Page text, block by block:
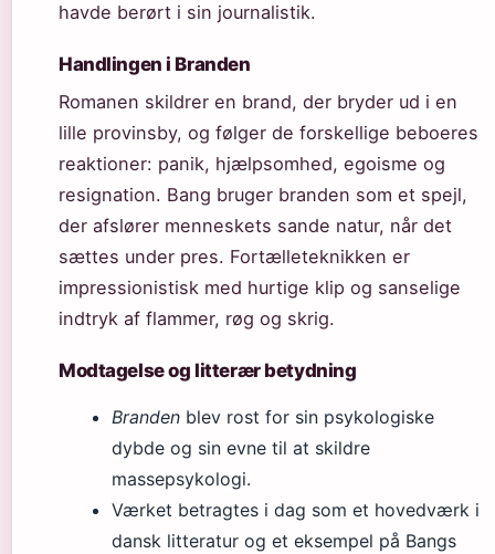
havde berørt i sin journalistik.
Handlingen i Branden
Romanen skildrer en brand, der bryder ud i en
lille provinsby, og følger de forskellige beboeres
reaktioner: panik, hjælpsomhed, egoisme og
resignation. Bang bruger branden som et spejl,
der afslører menneskets sande natur, når det
sættes under pres. Fortælleteknikken er
impressionistisk med hurtige klip og sanselige
indtryk af flammer, røg og skrig.
Modtagelse og litterær betydning
Branden blev rost for sin psykologiske
dybde og sin evne til at skildre
massepsykologi.
Værket betragtes i dag som et hovedværk i
dansk litteratur og et eksempel på Bangs